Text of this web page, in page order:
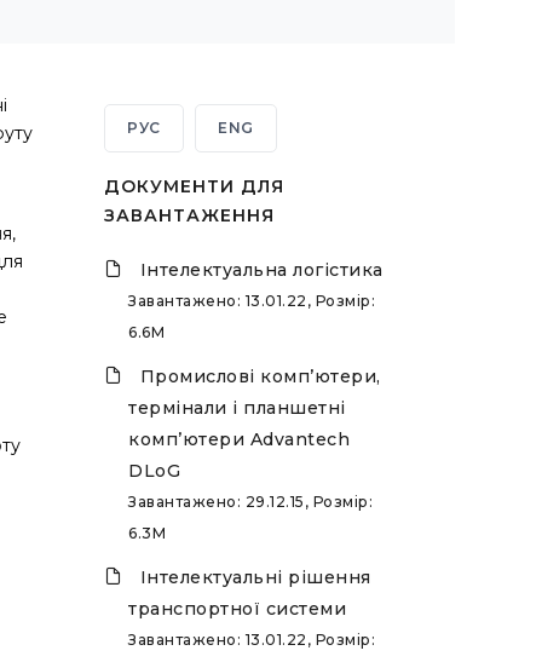
РУС ENG
ДОКУМЕНТИ ДЛЯ
ЗАВАНТАЖЕННЯ
Інтелектуальна логістика
Завантажено: 13.01.22, Розмір:
6.6M
Промислові комп’ютери,
термінали і планшетні
комп’ютери Advantech
DLoG
Завантажено: 29.12.15, Розмір:
6.3M
Інтелектуальні рішення
транспортної системи
Завантажено: 13.01.22, Розмір: